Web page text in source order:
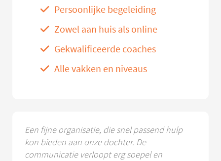
Persoonlijke begeleiding
Zowel aan huis als online
Gekwalificeerde coaches
Alle vakken en niveaus
Een fijne organisatie, die snel passend hulp
kon bieden aan onze dochter. De
communicatie verloopt erg soepel en